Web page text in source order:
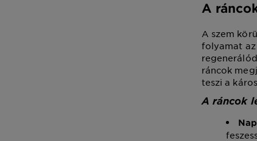
A
A szem
folyamat az
ráncok
teszi a
A ráncok